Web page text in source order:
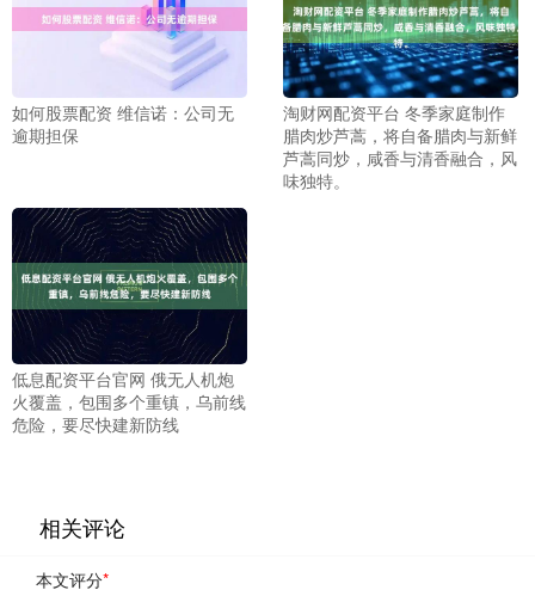
如何股票配资 维信诺：公司无
逾期担保
淘财网配资平台 冬季家庭制作
腊肉炒芦蒿，将自备腊肉与新鲜
芦蒿同炒，咸香与清香融合，风
味独特。
低息配资平台官网 俄无人机炮
火覆盖，包围多个重镇，乌前线
危险，要尽快建新防线
相关评论
本文评分*